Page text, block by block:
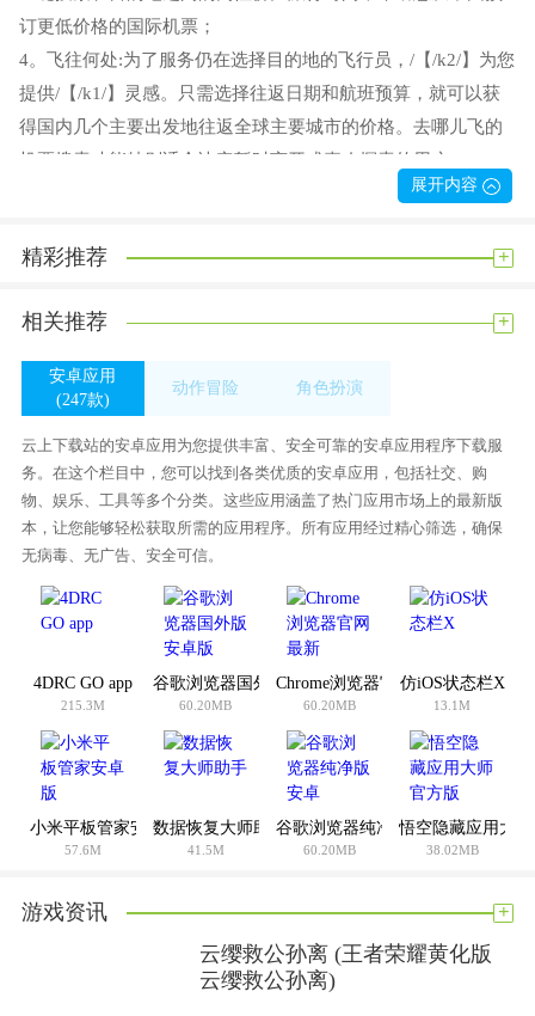
订更低价格的国际机票；
4。飞往何处:为了服务仍在选择目的地的飞行员，/【/k2/】为您
提供/【/k1/】灵感。只需选择往返日期和航班预算，就可以获
得国内几个主要出发地往返全球主要城市的价格。去哪儿飞的
机票搜索功能特别适合决定暂时离开或喜欢探索的用户；
5。无隐藏费用:/【/k2/】国际机票搜索平台的提供完全免费；
提醒，以帮助您节省更多搜索时间并获得更实惠的机票价格。
【/h/】游戏内容【/h/】
公司网络供您比较价格并轻松一键预订。
2。智能酒店搜索，它聚合了世界各地的许多酒店预订网络，供
您比较价格并轻松一键预订。
3。国内外热门目的地一日游和游玩搜索，聚合全球众多游玩预
订网络供您比价预订，精彩活动不停。
软件亮点
1。国内外热门航班信息查询，多平台供您比价和筛选，一键轻
松预订。
2。查询国内外热门目的地的预订情况，如一日游/观光/海上活
动等。
3。国内外热门景区的门票和团体游的预订都有较大的价格优
惠。
4。智能酒店搜索。许多品牌预订者可以为您比较价格，并且一
键预订很容易。
你怎么想呢?我觉得这个手机软件很好用。请分享给你的朋友:
展开内容
精彩推荐 +
相关推荐 +
安卓应用
(247款)
动作冒险
角色扮演
云上下载站的安卓应用为您提供丰富、安全可靠的安卓应用程序下载服
务。在这个栏目中，您可以找到各类优质的安卓应用，包括社交、购
物、娱乐、工具等多个分类。这些应用涵盖了热门应用市场上的最新版
本，让您能够轻松获取所需的应用程序。所有应用经过精心筛选，确保
无病毒、无广告、安全可信。
4DRC GO app
215.3M
谷歌浏览器国外版安卓版
60.20MB
Chrome浏览器官网最新
60.20MB
仿iOS状态栏X
13.1M
小米平板管家安卓版
57.6M
数据恢复大师助手
41.5M
谷歌浏览器纯净版安卓
60.20MB
悟空隐藏应用大
38.02MB
游戏资讯 +
云缨救公孙离 (王者荣耀黄化版
云缨救公孙离)